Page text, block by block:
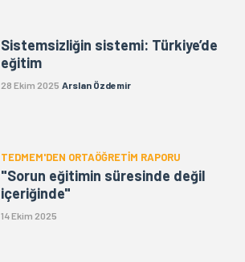
Sistemsizliğin sistemi: Türkiye’de
eğitim
28 Ekim 2025 Arslan Özdemir
TEDMEM'DEN ORTAÖĞRETİM RAPORU
"Sorun eğitimin süresinde değil
içeriğinde"
14 Ekim 2025